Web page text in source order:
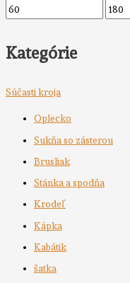
Kategórie
Súčasti kroja
Oplecko
Sukňa so zásterou
Brusliak
Stánka a spodňa
Krodeľ
Kápka
Kabátik
šatka